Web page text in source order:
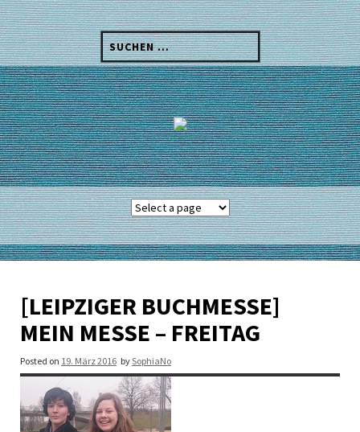
Skip
to
content
Suchen
nach:
[LEIPZIGER BUCHMESSE]
MEIN MESSE – FREITAG
Posted on 19. März 2016 bySophiaNo